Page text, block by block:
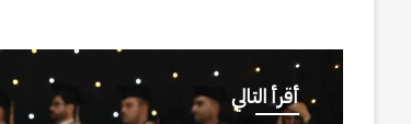
أقرأ التالي